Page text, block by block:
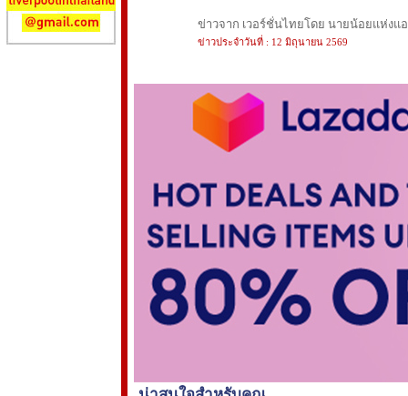
ข่าวจาก เวอร์ชั่นไทยโดย นายน้อยแห่งแ
ข่าวประจำวันที่ : 12 มิถุนายน 2569